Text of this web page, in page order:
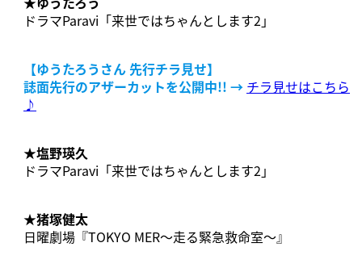
ドラマParavi「来世ではちゃんとします2」
【ゆうたろうさん 先行チラ見せ】
誌面先行のアザーカットを公開中!! → チラ見せはこちら
♪
★塩野瑛久
ドラマParavi「来世ではちゃんとします2」
★猪塚健太
日曜劇場『TOKYO MER～走る緊急救命室～』